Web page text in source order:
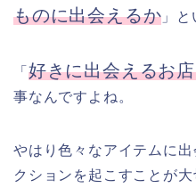
ものに出会えるか 」
「 好きに出会えるお
事なんですよね。
やはり色々なアイテムに
クションを起こすことが大